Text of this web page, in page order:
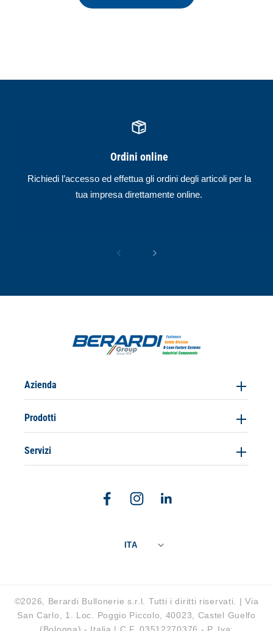
Ordini online
Richiedi l’accesso ed effettua gli ordini degli articoli per la
tua impresa direttamente online.
Azienda
Prodotti
Servizi
FacebookInstagramLinkedin
ITA
©2026, Berardi Bullonerie s.r.l. Tutti i diritti riservati. | Via
San Carlo, 1. Loc. Poggio Piccolo, 40023, Castel Guelfo